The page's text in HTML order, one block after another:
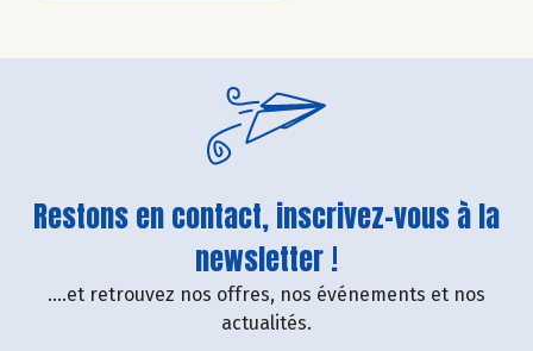
Restons en contact, inscrivez-vous à la
newsletter !
....et retrouvez nos offres, nos événements et nos
actualités.